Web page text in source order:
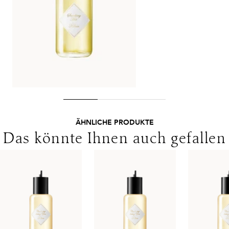
Version der Inhaltsstoffe.
Lieferungen in die Schweiz erfolgen ohne MwSt. - beachten
Sie bitte die abweichenden Bedingungen. Für den Versand ins
Ausland gelten andere Versandkosten.
ÄHNLICHE PRODUKTE
Das könnte Ihnen auch gefallen